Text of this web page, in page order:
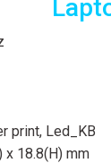
print, Led_KB
x 18.8(H) mm